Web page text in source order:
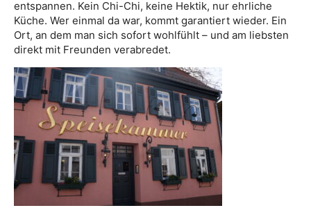
entspannen. Kein Chi-Chi, keine Hektik, nur ehrliche
Küche. Wer einmal da war, kommt garantiert wieder. Ein
Ort, an dem man sich sofort wohlfühlt – und am liebsten
direkt mit Freunden verabredet.